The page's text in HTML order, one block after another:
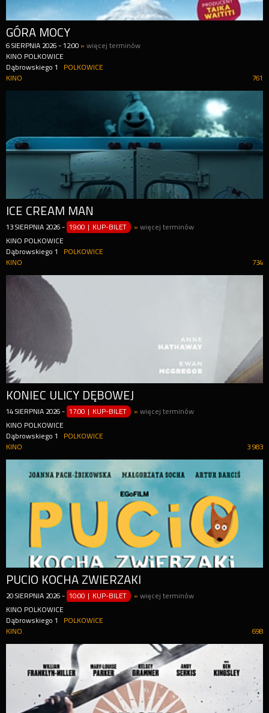
GÓRA MOCY
6 SIERPNIA 2026 -12:00 »więcej terminów
KINO POLKOWICE
Dąbrowskiego 1
POLKOWICE
761
KINO
ICE CREAM MAN
13 SIERPNIA 2026 - 19:00 | KUP-BILET »więcej terminów
KINO POLKOWICE
Dąbrowskiego 1
POLKOWICE
734
KINO
KONIEC ULICY DĘBOWEJ
14 SIERPNIA 2026 - 17:00 | KUP-BILET »więcej terminów
KINO POLKOWICE
Dąbrowskiego 1
POLKOWICE
3 983
KINO
PUCIO KOCHA ZWIERZAKI
20 SIERPNIA 2026 - 10:00 | KUP-BILET »więcej terminów
KINO POLKOWICE
Dąbrowskiego 1
POLKOWICE
698
KINO